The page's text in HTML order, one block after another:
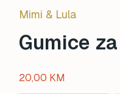
Mimi & Lula
Gumice
20,00 KM